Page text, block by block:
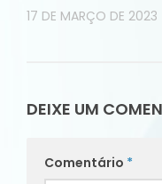
17 DE MARÇO DE 2023
DEIXE UM
Comentário *